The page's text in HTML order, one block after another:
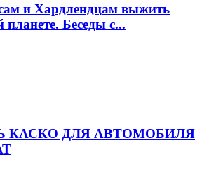
и Хардлендцам выжить
планете. Беседы с...
КАСКО ДЛЯ АВТОМОБИЛЯ